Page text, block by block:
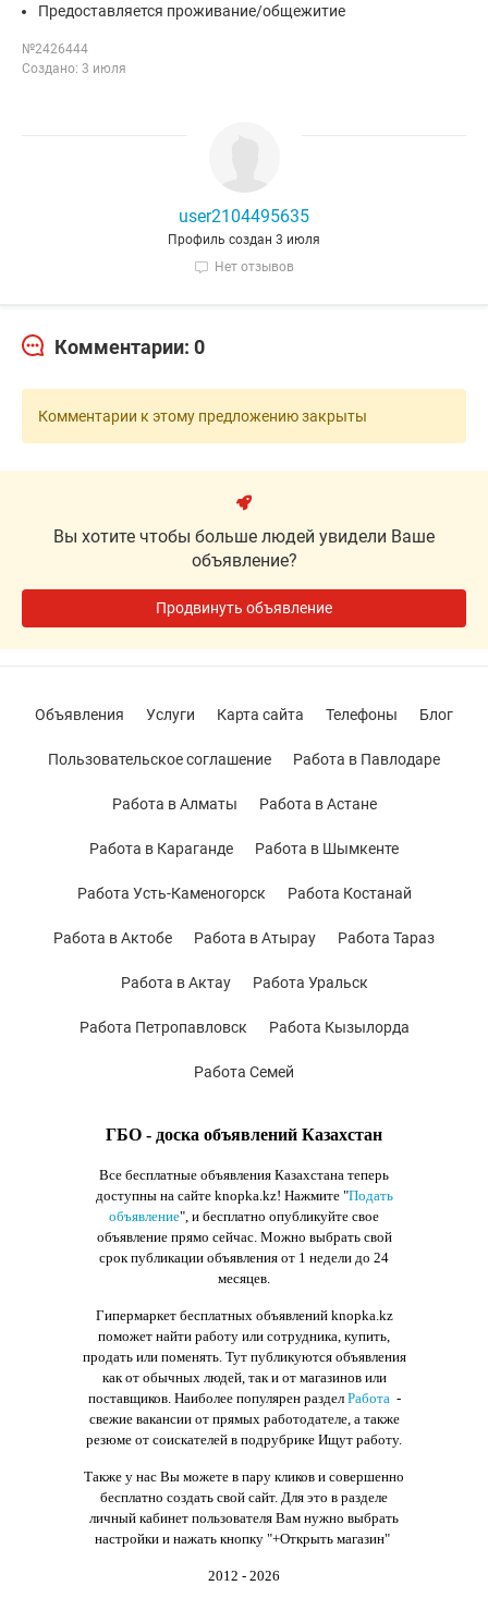
Предоставляется проживание/общежитие
№2426444
Создано: 3 июля
user2104495635
Профиль создан 3 июля
Нет отзывов
Комментарии: 0
Комментарии к этому предложению закрыты
Вы хотите чтобы больше людей увидели Ваше
объявление?
Продвинуть объявление
ГБО - доска объявлений Казахстан
Все бесплатные объявления Казахстана теперь
доступны на сайте knopka.kz! Нажмите "Подать
объявление", и бесплатно опубликуйте свое
объявление прямо сейчас. Можно выбрать свой
срок публикации объявления от 1 недели до 24
месяцев.
Гипермаркет бесплатных объявлений knopka.kz
поможет найти работу или сотрудника, купить,
продать или поменять. Тут публикуются объявления
как от обычных людей, так и от магазинов или
поставщиков. Наиболее популярен раздел Работа-
свежие вакансии от прямых работодателе, а также
резюме от соискателей в подрубрике Ищут работу.
Также у нас Вы можете в пару кликов и совершенно
бесплатно создать свой сайт. Для это в разделе
личный кабинет пользователя Вам нужно выбрать
настройки и нажать кнопку "+Открыть магазин"
2012 - 2026
Объявления Услуги Карта сайта Телефоны Блог
Пользовательское соглашение Работа в Павлодаре
Работа в Алматы Работа в Астане
Работа в Караганде Работа в Шымкенте
Работа Усть-Каменогорск Работа Костанай
Работа в Актобе Работа в Атырау Работа Тараз
Работа в Актау Работа Уральск
Работа Петропавловск Работа Кызылорда
Работа Семей